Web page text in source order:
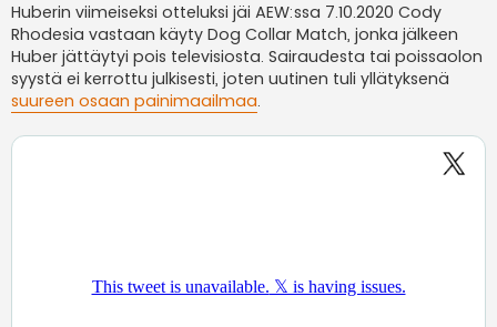
Huberin viimeiseksi otteluksi jäi AEW:ssa 7.10.2020 Cody
Rhodesia vastaan käyty Dog Collar Match, jonka jälkeen
Huber jättäytyi pois televisiosta. Sairaudesta tai poissaolon
syystä ei kerrottu julkisesti, joten uutinen tuli yllätyksenä
suureen osaan painimaailmaa.